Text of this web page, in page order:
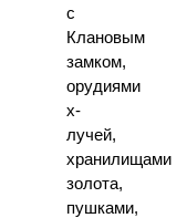
с
Клановым
замком,
орудиями
x-
лучей,
хранилищами
золота,
пушками,